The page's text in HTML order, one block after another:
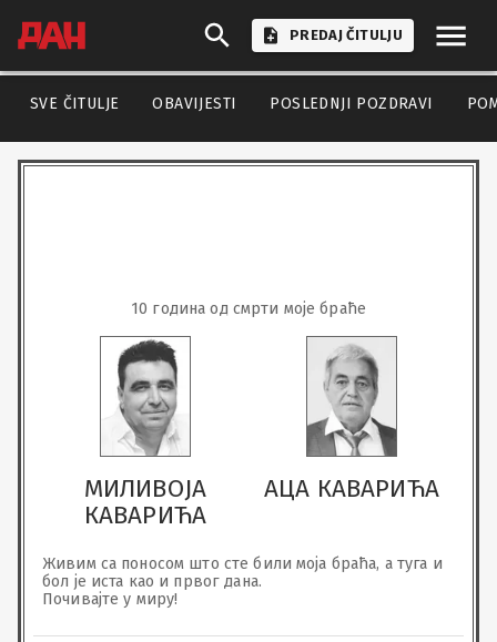
PREDAJ ČITULJU
SVE ČITULJE OBAVIJESTI POSLEDNJI POZDRAVI
10 година од смрти моје браће
МИЛИВОЈА
КАВАРИЋА
АЦА КАВАРИЋА
Живим са поносом што сте били моја браћа, а туга и
бол је иста као и првог дана.
Почивајте у миру!